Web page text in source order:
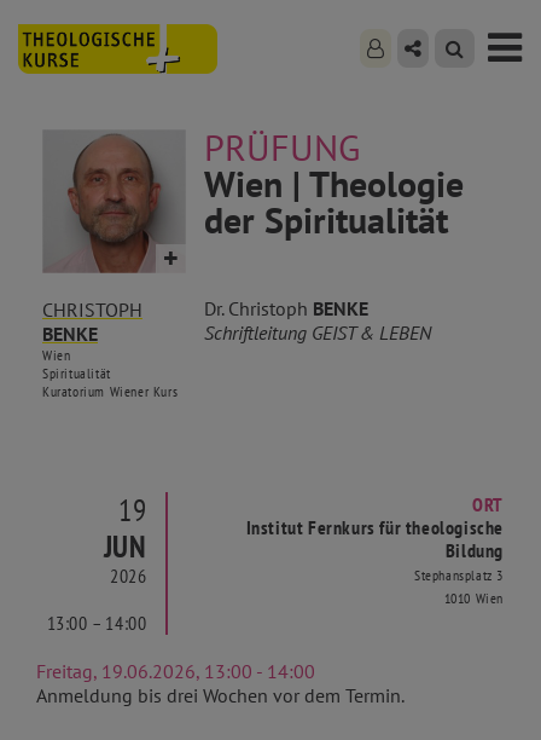
CHRISTOPH
BENKE
Wien
Spiritualität
Kuratorium Wiener Kurs
PRÜFUNG
Wien | Theologie
der Spiritualität
Dr. Christoph BENKE
Schriftleitung GEIST & LEBEN
19
JUN
2026
13:00 – 14:00
ORT
Institut Fernkurs für theologische
Bildung
Stephansplatz 3
1010 Wien
Freitag, 19.06.2026, 13:00 - 14:00
Anmeldung bis drei Wochen vor dem Termin.